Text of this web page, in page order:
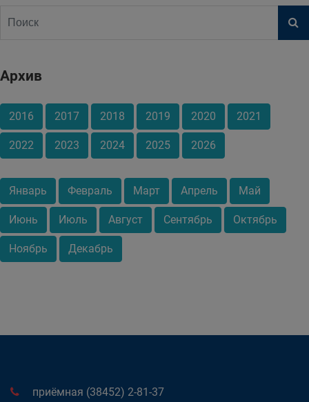
Архив
2016 2017 2018 2019 2020 2021
2022 2023 2024 2025 2026
Январь Февраль Март Апрель Май
Июнь Июль Август Сентябрь Октябрь
Ноябрь Декабрь
приёмная (38452) 2-81-37